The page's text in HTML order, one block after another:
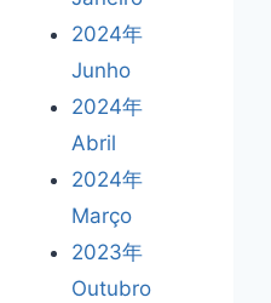
2024年
Junho
2024年
Abril
2024年
Março
2023年
Outubro